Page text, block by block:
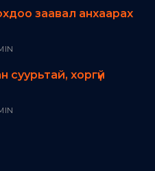
заавал анхаарах
суурьтай, хоргүй